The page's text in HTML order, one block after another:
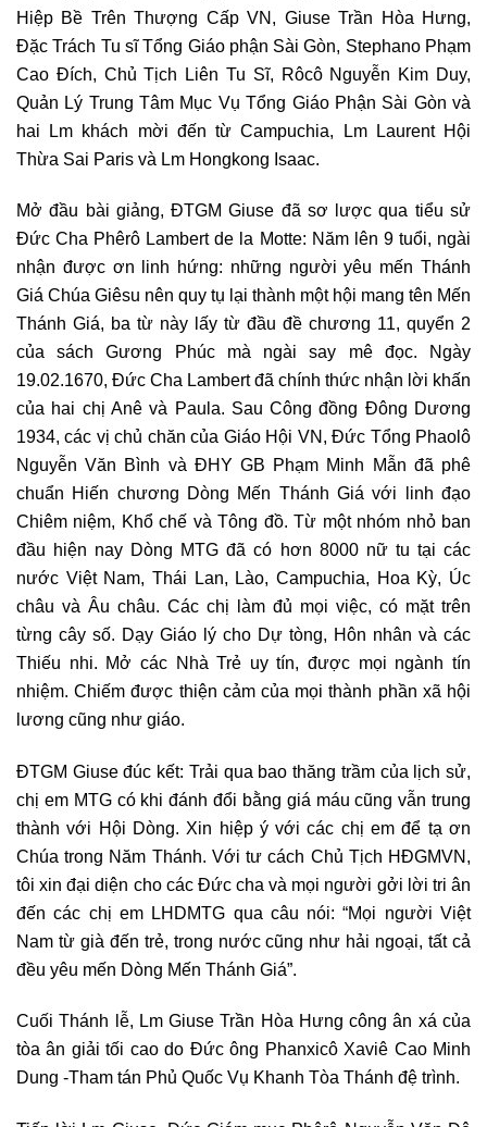
Hiệp Bề Trên Thượng Cấp VN, Giuse Trần Hòa Hưng,
Đặc Trách Tu sĩ Tổng Giáo phận Sài Gòn, Stephano Phạm
Cao Đích, Chủ Tịch Liên Tu Sĩ, Rôcô Nguyễn Kim Duy,
Quản Lý Trung Tâm Mục Vụ Tổng Giáo Phận Sài Gòn và
hai Lm khách mời đến từ Campuchia, Lm Laurent Hội
Thừa Sai Paris và Lm Hongkong Isaac.
Mở đầu bài giảng, ĐTGM Giuse đã sơ lược qua tiểu sử
Đức Cha Phêrô Lambert de la Motte: Năm lên 9 tuổi, ngài
nhận được ơn linh hứng: những người yêu mến Thánh
Giá Chúa Giêsu nên quy tụ lại thành một hội mang tên Mến
Thánh Giá, ba từ này lấy từ đầu đề chương 11, quyển 2
của sách Gương Phúc mà ngài say mê đọc. Ngày
19.02.1670, Đức Cha Lambert đã chính thức nhận lời khấn
của hai chị Anê và Paula. Sau Công đồng Đông Dương
1934, các vị chủ chăn của Giáo Hội VN, Đức Tổng Phaolô
Nguyễn Văn Bình và ĐHY GB Phạm Minh Mẫn đã phê
chuẩn Hiến chương Dòng Mến Thánh Giá với linh đạo
Chiêm niệm, Khổ chế và Tông đồ. Từ một nhóm nhỏ ban
đầu hiện nay Dòng MTG đã có hơn 8000 nữ tu tại các
nước Việt Nam, Thái Lan, Lào, Campuchia, Hoa Kỳ, Úc
châu và Âu châu. Các chị làm đủ mọi việc, có mặt trên
từng cây số. Dạy Giáo lý cho Dự tòng, Hôn nhân và các
Thiếu nhi. Mở các Nhà Trẻ uy tín, được mọi ngành tín
nhiệm. Chiếm được thiện cảm của mọi thành phần xã hội
lương cũng như giáo.
ĐTGM Giuse đúc kết: Trải qua bao thăng trầm của lịch sử,
chị em MTG có khi đánh đổi bằng giá máu cũng vẫn trung
thành với Hội Dòng. Xin hiệp ý với các chị em để tạ ơn
Chúa trong Năm Thánh. Với tư cách Chủ Tịch HĐGMVN,
tôi xin đại diện cho các Đức cha và mọi người gởi lời tri ân
đến các chị em LHDMTG qua câu nói: “Mọi người Việt
Nam từ già đến trẻ, trong nước cũng như hải ngoại, tất cả
đều yêu mến Dòng Mến Thánh Giá”.
Cuối Thánh lễ, Lm Giuse Trần Hòa Hưng công ân xá của
tòa ân giải tối cao do Đức ông Phanxicô Xaviê Cao Minh
Dung -Tham tán Phủ Quốc Vụ Khanh Tòa Thánh đệ trình.